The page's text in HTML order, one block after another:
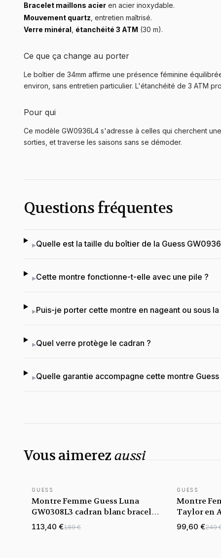
Bracelet maillons acier en acier inoxydable.
Mouvement quartz , entretien maîtrisé.
Verre minéral étanchéité 3 ATM (30 m).
Ce que ça change au porter
Le boîtier de 34mm affirme une présence féminine
environ, sans entretien particulier. L'étanchéité de 3 ATM
Pour qui
Ce modèle GW0936L4 s'adresse à celles qui cherchent
sorties, et traverse les saisons sans se démoder.
Questions fréquentes
▸Quelle est la taille du boîtier de la Guess
▸Cette montre fonctionne-t-elle avec une pile ?
▸Puis-je porter cette montre en nageant ou sous
▸Quel verre protège le cadran ?
▸Quelle garantie accompagne cette montre Guess
Vous aimerezaussi
NOUVEAUTÉ
GUESS
Montre Femme Guess Luna
GW0308L3 cadran blanc bracelet
acier
113,40 €189 €
GUESS
Montre
Taylor en
Cristaux
99,60 €249